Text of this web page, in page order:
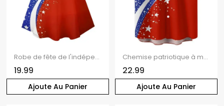
Ajoute Au Panier
Robe de fête de l'indépendance à rayures étoilées et motif d'éléments du drapeau américain, robe mini-débardeur patriotique à bretelles spaghetti et col en V
19.99
Ajoute Au Panier
Chemise patriotique à manches courtes et boutons pour homme, motif étoiles et rayures, motif drapeau américain, jour de l'indépendance
22.99